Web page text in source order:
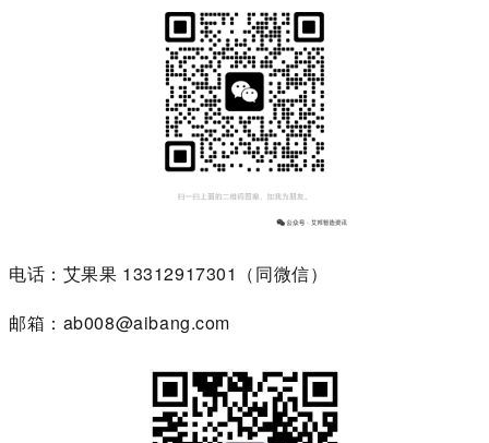
电话：艾果果 13312917301（同微信）
邮箱 ： ab008@aibang.com